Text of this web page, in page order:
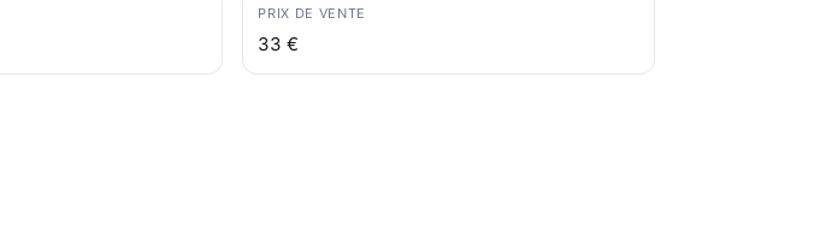
PRIX DE VENTE
33 €